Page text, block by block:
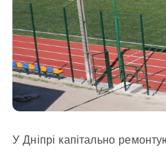
У Дніпрі капітально